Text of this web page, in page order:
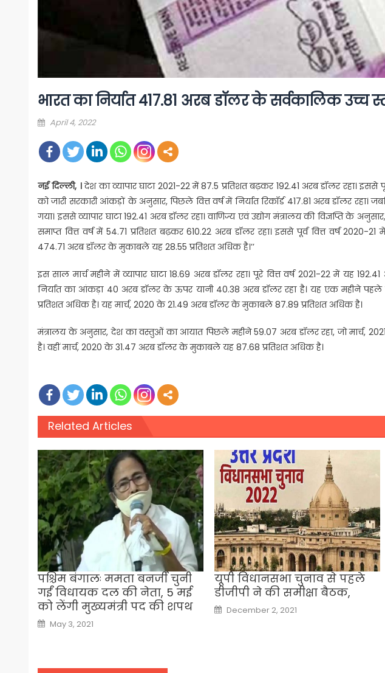
भारत का निर्यात 417.81 अरब डॉलर के सर्वकालिक उच्च
Posted
April 4, 2022
नई दिल्ली, ।देश का व्यापार घाटा 2021-22 में 87.5 प्रतिशत बढ़कर 192.41 अरब डॉलर रहा। इससे
को जारी सरकारी आंकड़ों के अनुसार, पिछले वित्त वर्ष में निर्यात रिकॉर्ड 417.81 अरब डॉलर
गया। इससे व्यापार घाटा 192.41 अरब डॉलर रहा। वाणिज्य एवं उद्योग मंत्रालय की विज्ञप्ति के
समाप्त वित्त वर्ष में 54.71 प्रतिशत बढ़कर 610.22 अरब डॉलर रहा। इससे पूर्व वित्त वर्ष
474.71 अरब डॉलर के मुकाबले यह 28.55 प्रतिशत अधिक है।’’
इस साल मार्च महीने में व्यापार घाटा 18.69 अरब डॉलर रहा। पूरे वित्त वर्ष 2021-22 में यह
निर्यात का आंकड़ा 40 अरब डॉलर के ऊपर यानी 40.38 अरब डॉलर रहा है। यह एक महीने
प्रतिशत अधिक है। यह मार्च, 2020 के 21.49 अरब डॉलर के मुकाबले 87.89 प्रतिशत अधिक है।
मंत्रालय के अनुसार, देश का वस्तुओं का आयात पिछले महीने 59.07 अरब डॉलर रहा, जो मार्च,
है। वहीं मार्च, 2020 के 31.47 अरब डॉलर के मुकाबले यह 87.68 प्रतिशत अधिक है।
Related Articles
पश्चिम बंगालः ममता बनर्जी चुनी
गईं विधायक दल की नेता, 5 मई
को लेंगी मुख्यमंत्री पद की शपथ
Posted
on
May 3, 2021
यूपी विधानसभा चुनाव से पहले
डीजीपी ने की समीक्षा बैठक,
Posted
on
December 2, 2021